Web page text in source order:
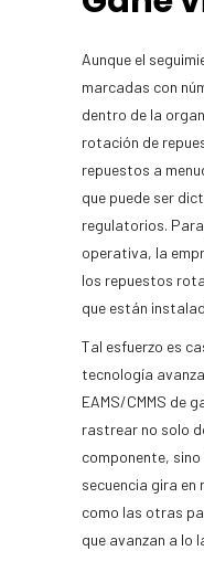
Aunque el
marcadas con
dentro de la
rotación de
repuestos a
que puede ser
regulatorios.
operativa, la
los repuestos
que están
Tal esfuerzo es
tecnología
EAMS/CMMS de
rastrear no solo
componente,
secuencia gira en
como las otras
que avanzan a lo